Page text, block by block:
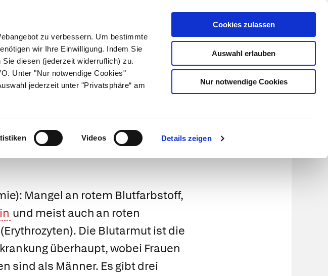
zu verbessern. Um bestimmte
wir Ihre Einwilligung. Indem Sie
diesen (jederzeit widerruflich) zu.
Unter "Nur notwendige Cookies"
jederzeit unter "Privatsphäre“ am
Videos Details zeigen
Cookies zulassen
Auswahl erlauben
Nur notwendige Cookies
Kundenlogin
Suche
Eltern & Kind Gesund leben Über uns
Mangel an rotem Blutfarbstoff,
und meist auch an roten
Die Blutarmut ist die
überhaupt, wobei Frauen
sind als Männer. Es gibt drei